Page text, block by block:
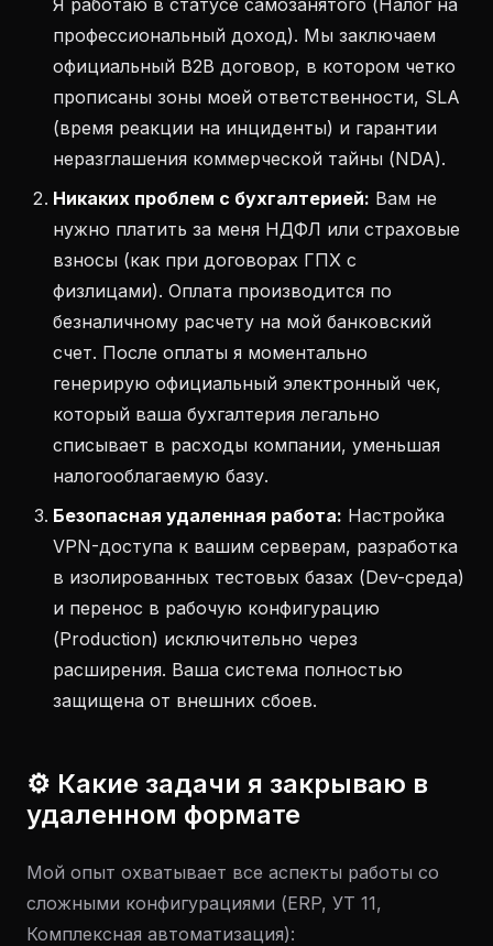
Я работаю в статусе самозанятого (Налог на
профессиональный доход). Мы заключаем
официальный B2B договор, в котором четко
прописаны зоны моей ответственности, SLA
(время реакции на инциденты) и гарантии
неразглашения коммерческой тайны (NDA).
Никаких проблем с бухгалтерией: Вам не
нужно платить за меня НДФЛ или страховые
взносы (как при договорах ГПХ с
физлицами). Оплата производится по
безналичному расчету на мой банковский
счет. После оплаты я моментально
генерирую официальный электронный чек,
который ваша бухгалтерия легально
списывает в расходы компании, уменьшая
налогооблагаемую базу.
Безопасная удаленная работа: Настройка
VPN-доступа к вашим серверам, разработка
в изолированных тестовых базах (Dev-среда)
и перенос в рабочую конфигурацию
(Production) исключительно через
расширения. Ваша система полностью
защищена от внешних сбоев.
⚙️ Какие задачи я закрываю в
удаленном формате
Мой опыт охватывает все аспекты работы со
сложными конфигурациями (ERP, УТ 11,
Комплексная автоматизация):